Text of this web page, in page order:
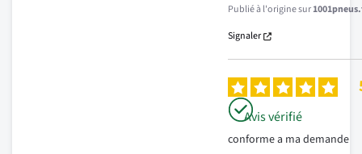
Publié à l'origine sur
Signaler
Avis vérifié
conforme a ma demande